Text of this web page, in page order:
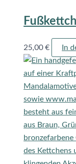
25,00 € In